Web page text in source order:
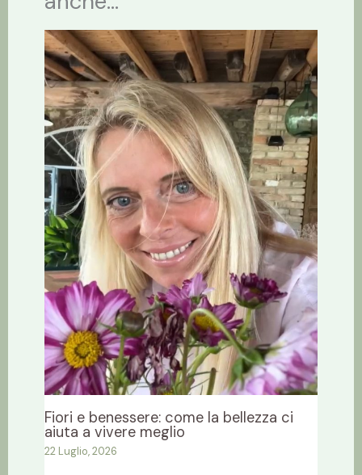
Fiori e benessere: come la bellezza ci
aiuta a vivere meglio
22 Luglio, 2026